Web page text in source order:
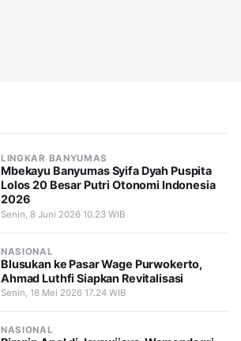
LINGKAR BANYUMAS
Mbekayu Banyumas Syifa Dyah Puspita
Lolos 20 Besar Putri Otonomi Indonesia
2026
Senin, 8 Juni 2026 10.23 WIB
NASIONAL
Blusukan ke Pasar Wage Purwokerto,
Ahmad Luthfi Siapkan Revitalisasi
Senin, 18 Mei 2026 17.24 WIB
NASIONAL